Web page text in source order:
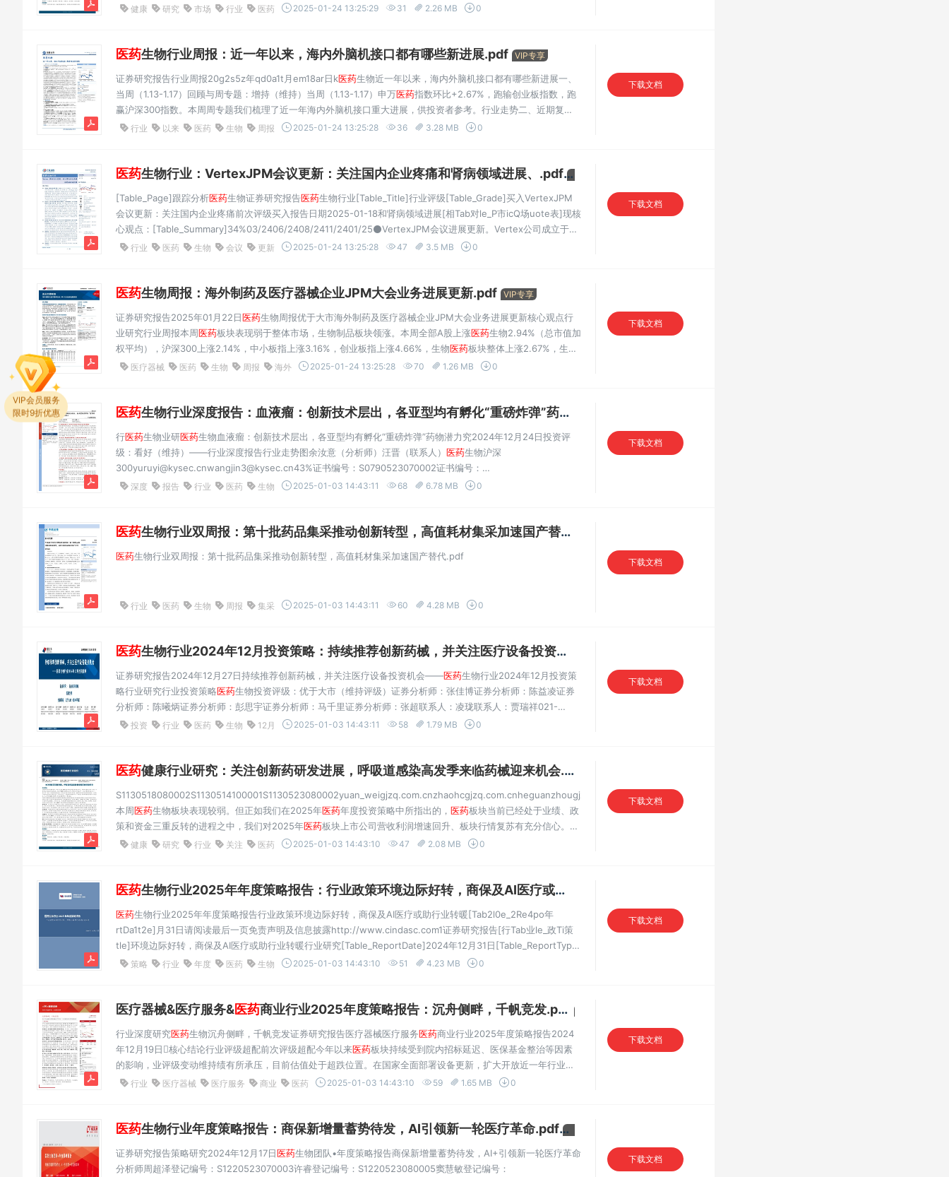
中国新药年批准93个，只是我国创新药走向国际前沿的新起点。我们认为，中国药企创新实力及其成长空间还远...
健康 研究 市场 行业 医药 2025-01-24 13:25:29 31 2.26 MB 0
医药生物行业周报：近一年以来，海内外脑机接口都有哪些新进展.pdf VIP专享
证券研究报告行业周报20g2s5z年qd0a1t月em18ar日k医药生物近一年以来，海内外脑机接口都有哪些新进展一、
当周（1.13-1.17）回顾与周专题：增持（维持）当周（1.13-1.17）申万医药指数环比+2.67%，跑输创业板指数，跑
赢沪深300指数。本周周专题我们梳理了近一年海内外脑机接口重大进展，供投资者参考。行业走势二、近期复
盘：1、当周表现：市场本周表现是修复走势，医药整体和市场走势类似。细分上，业绩票、部
行业 以来 医药 生物 周报 2025-01-24 13:25:28 36 3.28 MB 0
下载文档
医药生物行业：VertexJPM会议更新：关注国内企业疼痛和肾病领域进展、.pdf VIP专享
[Table_Page]跟踪分析医药生物证券研究报告医药生物行业[Table_Title]行业评级[Table_Grade]买入VertexJPM
会议更新：关注国内企业疼痛前次评级买入报告日期2025-01-18和肾病领域进展[相Tab对le_P市icQ场uote表]现核
心观点：[Table_Summary]34%03/2406/2408/2411/2401/25⚫VertexJPM会议进展更新。Vertex公司成立于
1989年，多年来致力22%医药生物沪深300于创新药物的研发，近期摩根大通医疗健康大会
行业 医药 生物 会议 更新 2025-01-24 13:25:28 47 3.5 MB 0
下载文档
医药生物周报：海外制药及医疗器械企业JPM大会业务进展更新.pdf VIP专享
证券研究报告2025年01月22日医药生物周报优于大市海外制药及医疗器械企业JPM大会业务进展更新核心观点行
业研究行业周报本周医药板块表现弱于整体市场，生物制品板块领涨。本周全部A股上涨医药生物2.94%（总市值加
权平均），沪深300上涨2.14%，中小板指上涨3.16%，创业板指上涨4.66%，生物医药板块整体上涨2.67%，生物
医药板块表优于大市维持现弱于整体市场。分子板块来看，化学制药上涨2.84%，生物制品上涨3.19%，医疗服务
医疗器械 医药 生物 周报 海外 2025-01-24 13:25:28 70 1.26 MB 0
下载文档
医药生物行业深度报告：血液瘤：创新技术层出，各亚型均有孵化“重磅炸弹”药物潜力.pdf
行医药生物业研医药生物血液瘤：创新技术层出，各亚型均有孵化“重磅炸弹”药物潜力究2024年12月24日投资评
级：看好（维持）——行业深度报告行业走势图余汝意（分析师）汪晋（联系人） 医药生物沪深
300yuruyi@kysec.cnwangjin3@kysec.cn43%证书编号：S0790523070002证书编号：
S079012305002129%血液瘤亚型较多，靶向疗法与免疫疗法有望为治疗带来新曙光根据病变细胞的细胞起源、
深度 报告 行业 医药 生物 2025-01-03 14:43:11 68 6.78 MB 0
下载文档
医药生物行业双周报：第十批药品集采推动创新转型，高值耗材集采加速国产替代.pdf
医药生物行业双周报：第十批药品集采推动创新转型，高值耗材集采加速国产替代.pdf
行业 医药 生物 周报 集采 2025-01-03 14:43:11 60 4.28 MB 0
下载文档
医药生物行业2024年12月投资策略：持续推荐创新药械，并关注医疗设备投资机会.pdf
证券研究报告2024年12月27日持续推荐创新药械，并关注医疗设备投资机会——医药生物行业2024年12月投资策
略行业研究行业投资策略医药生物投资评级：优于大市（维持评级）证券分析师：张佳博证券分析师：陈益凌证券
分析师：陈曦炳证券分析师：彭思宇证券分析师：马千里证券分析师：张超联系人：凌珑联系人：贾瑞祥021-
60375487021-60933167021-60875137zhangjiabo@guosen.com.cnchenyiling@guosen.com.cn0755-
投资 行业 医药 生物 12月 2025-01-03 14:43:11 58 1.79 MB 0
下载文档
医药健康行业研究：关注创新药研发进展，呼吸道感染高发季来临药械迎来机会.pdf
S1130518080002S1130514100001S1130523080002yuan_weigjzq.com.cnzhaohcgjzq.com.cnheguanzhougjzq.com.cn
本周医药生物板块表现较弱。但正如我们在2025年医药年度投资策略中所指出的， 医药板块当前已经处于业绩、政
策和资金三重反转的进程之中，我们对2025年医药板块上市公司营收利润增速回升、板块行情复苏有充分信心。12
月中下旬后，呼吸道感染有所抬头，其中北方发病率提升尤其明显，可能带来市场对呼吸道病原体检测、四类药...
健康 研究 行业 关注 医药 2025-01-03 14:43:10 47 2.08 MB 0
下载文档
医药生物行业2025年年度策略报告：行业政策环境边际好转，商保及AI医疗或助行业转暖.pdf
医药生物行业2025年年度策略报告行业政策环境边际好转，商保及AI医疗或助行业转暖[Tab2l0e_2Re4po年
rtDa1t2e]月31日请阅读最后一页免责声明及信息披露http://www.cindasc.com1证券研究报告[行Tab业le_政Ti策
tle]环境边际好转，商保及AI医疗或助行业转暖行业研究[Table_ReportDate]2024年12月31日[Table_ReportType]
[T➢ab行le业_S运umm行ar及y]估值动态：在高基数、医疗反腐、DRGS改革、集采降价等因素影响下，行业整体
策略 行业 年度 医药 生物 2025-01-03 14:43:10 51 4.23 MB 0
下载文档
医疗器械&医疗服务&医药商业行业2025年度策略报告：沉舟侧畔，千帆竞发.pdf
行业深度研究医药生物沉舟侧畔，千帆竞发证券研究报告医疗器械医疗服务医药商业行业2025年度策略报告2024
年12月19日核心结论行业评级超配前次评级超配今年以来医药板块持续受到院内招标延迟、医保基金整治等因素
的影响，业评级变动维持绩有所承压，目前估值处于超跌位置。在国家全面部署设备更新，扩大开放近一年行业走
势试点的背景下，我们认为医药 板块目前具备性价比，推荐关注以下方向：沪深300医药生物医疗器械，看好设
行业 医疗器械 医疗服务 商业 医药 2025-01-03 14:43:10 59 1.65 MB 0
下载文档
医药生物行业年度策略报告：商保新增量蓄势待发，AI引领新一轮医疗革命.pdf VIP专享
证券研究报告策略研究2024年12月17日医药生物团队•年度策略报告商保新增量蓄势待发，AI+引领新一轮医疗革命
分析师周超泽登记编号：S1220523070003许睿登记编号：S1220523080005窦慧敏登记编号：
下载文档
VIP会员服务
限时9折优惠